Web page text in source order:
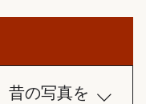
昔の写真を